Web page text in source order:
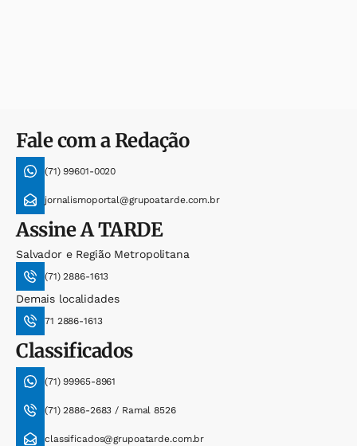
Fale com a Redação
(71) 99601-0020
jornalismoportal@grupoatarde.com.br
AssineA TARDE
Salvador e Região Metropolitana
(71) 2886-1613
Demais localidades
71 2886-1613
Classificados
(71) 99965-8961
(71) 2886-2683 / Ramal 8526
classificados@grupoatarde.com.br